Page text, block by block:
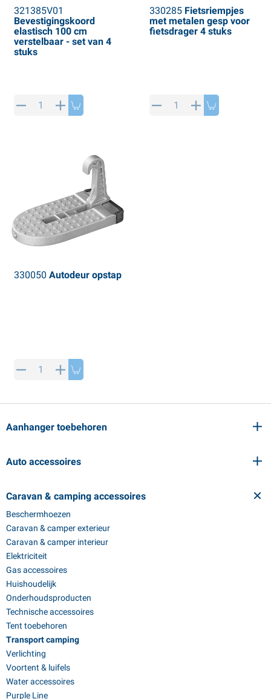
Aanhanger toebehoren
Auto accessoires
Caravan & camping accessoires
Beschermhoezen
Caravan & camper exterieur
Caravan & camper interieur
Elektriciteit
Gas accessoires
Huishoudelijk
Onderhoudsproducten
Technische accessoires
Tent toebehoren
Transport camping
Verlichting
Voortent & luifels
Water accessoires
Purple Line
321385V01
Bevestigingskoord
elastisch 100 cm
verstelbaar - set van 4
stuks
330285Fietsriempjes
met metalen gesp voor
fietsdrager 4 stuks
330050 Autodeur opstap